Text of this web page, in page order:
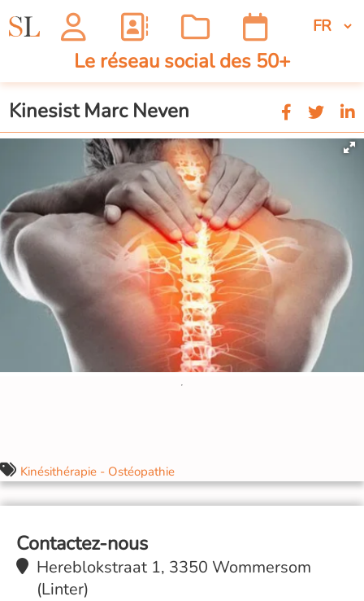
Le réseau social des 50+
Kinesist Marc Neven
Kinésithérapie - Ostéopathie
Contactez-nous
Hereblokstraat 1, 3350 Wommersom
(Linter)